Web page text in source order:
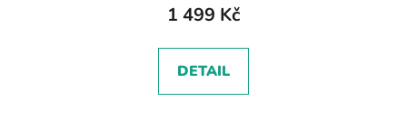
1 499 Kč
DETAIL